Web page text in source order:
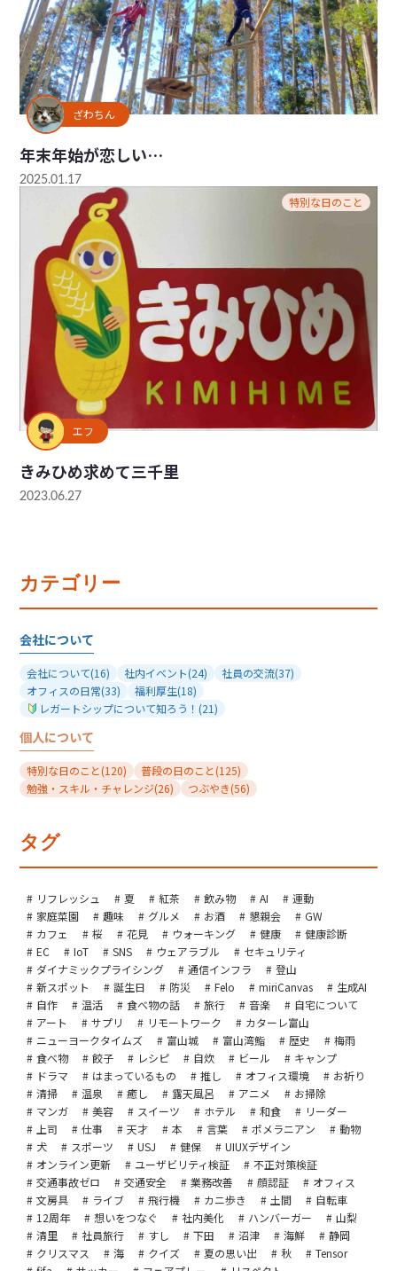
ざわちん
年末年始が恋しい…
2025.01.17
特別な日のこと
エフ
きみひめ求めて三千里
2023.06.27
カテゴリー
会社について
会社について(16) 社内イベント(24) 社員の交流(37)
オフィスの日常(33) 福利厚生(18)
レガートシップについて知ろう！ (21)
個人について
特別な日のこと(120) 普段の日のこと(125)
勉強・スキル・チャレンジ(26) つぶやき(56)
タグ
リフレッシュ 夏 紅茶 飲み物 AI
運動
家庭菜園
趣味 グルメ お酒 懇親会
GW
カフェ
桜 花見 ウォーキング 健康
健康診断
EC
IoT SNS ウェアラブル
セキュリティ
ダイナミックプライシング
通信インフラ
登山
新スポット
誕生日 防災 Felo miriCanvas
生成AI
自作
温活 食べ物の話 旅行 音楽
自宅について
アート
サプリ リモートワーク
カターレ富山
ニューヨークタイムズ
富山城 富山湾鮨 歴史
梅雨
食べ物
餃子 レシピ 自炊 ビール
キャンプ
ドラマ
はまっているもの 推し オフィス環境
お祈り
清掃
温泉 癒し 露天風呂 アニメ
お掃除
マンガ
美容 スイーツ ホテル 和食
リーダー
上司
仕事 天才 本 言葉 ポメラニアン
動物
犬
スポーツ USJ 健保
UIUXデザイン
オンライン更新
ユーザビリティ検証
不正対策検証
交通事故ゼロ
交通安全 業務改善 顔認証
オフィス
文房具
ライブ 飛行機 カニ歩き 土間
自転車
12周年
想いをつなぐ 社内美化 ハンバーガー
山梨
清里
社員旅行 すし 下田 沼津 海鮮
静岡
クリスマス
海 クイズ 夏の思い出 秋
Tensor